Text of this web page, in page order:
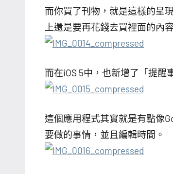
而你買了刊物，就是這樣的呈
上還是要再花錢去買裡面的內
而在iOS 5中，也新增了「提醒
這個應用程式其實就是有點像
要做的事情，並且編輯時間。